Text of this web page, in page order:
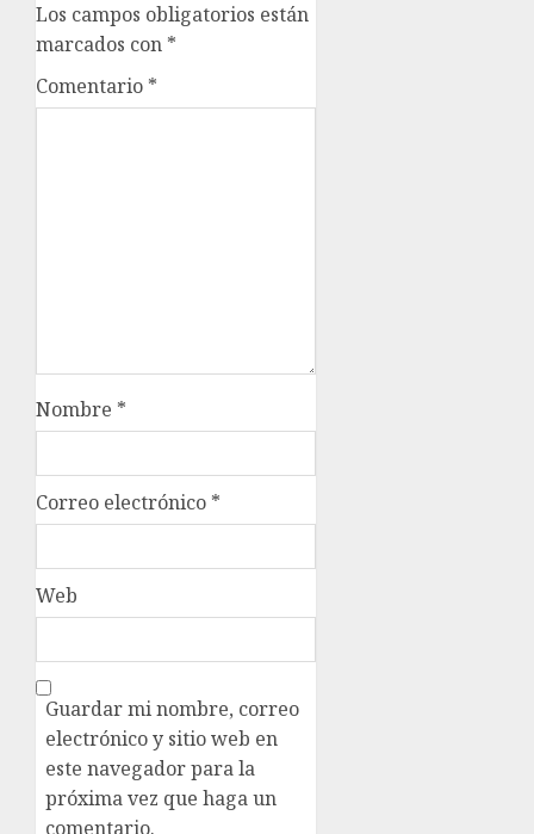
Los campos obligatorios están
marcados con *
Comentario *
Nombre *
Correo electrónico *
Web
Guardar mi nombre, correo
electrónico y sitio web en
este navegador para la
próxima vez que haga un
comentario.